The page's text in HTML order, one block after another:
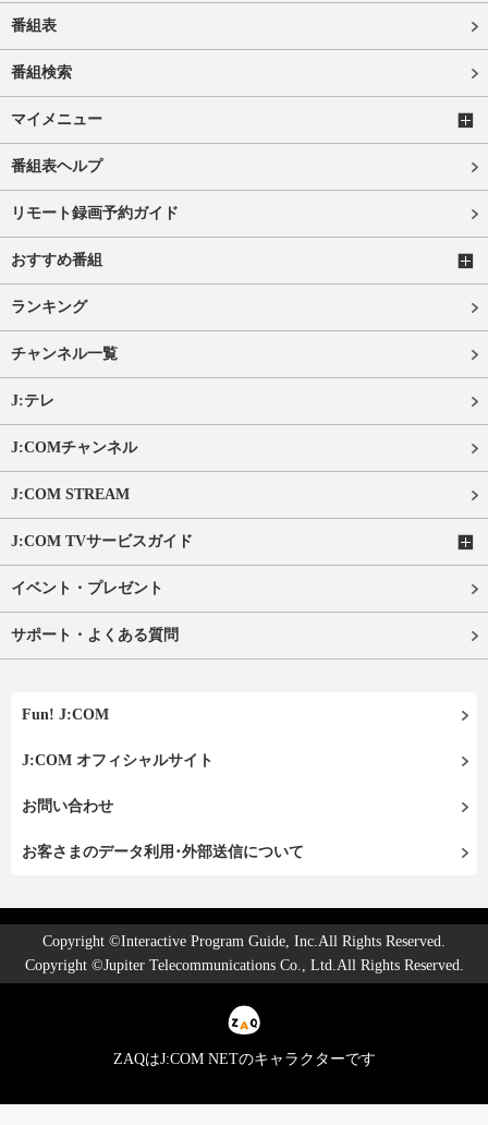
番組表
番組検索
マイメニュー
番組表ヘルプ
リモート録画予約ガイド
おすすめ番組
ランキング
チャンネル一覧
J:テレ
J:COMチャンネル
J:COM STREAM
J:COM TVサービスガイド
イベント・プレゼント
サポート・よくある質問
Fun! J:COM
J:COM オフィシャルサイト
お問い合わせ
お客さまのデータ利用･外部送信について
Copyright ©Interactive Program Guide, Inc.All Rights Reserved.
Copyright ©Jupiter Telecommunications Co., Ltd.All Rights Reserved.
ZAQはJ:COM NETのキャラクターです